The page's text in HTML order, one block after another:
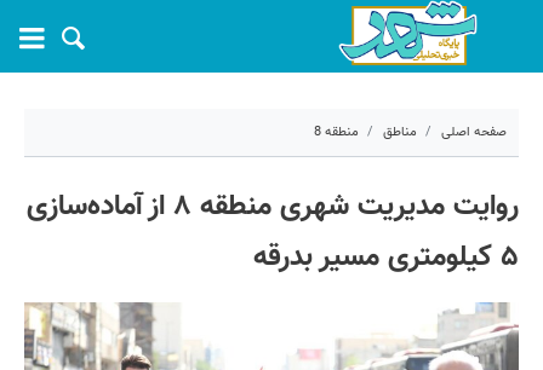
صفحه اصلی مناطق منطقه 8
روایت مدیریت شهری منطقه ۸ از آماده‌سازی
۵ کیلومتری مسیر بدرقه